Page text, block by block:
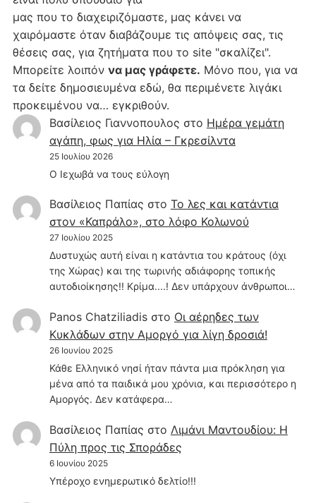
μας που το διαχειριζόμαστε, μας κάνει να
χαιρόμαστε όταν διαβάζουμε τις απόψεις σας, τις
θέσεις σας, για ζητήματα που το site "σκαλίζει".
Μπορείτε λοιπόν να μας γράφετε. Μόνο που, για να
τα δείτε δημοσιευμένα εδώ, θα περιμένετε λιγάκι
προκειμένου να… εγκριθούν.
Βασίλειος Γιαννοπουλος στο Hμέρα γεμάτη
αγάπη, φως για Ηλία – Γκρεσίλντα
25 Ιουλίου 2026
Ο Ιεχωβά να τους εύλογη
Βασίλειος Παπίας στο Το λες και κατάντια
στον «Καπράλο», στο λόφο Κολωνού
27 Ιουλίου 2025
Δυστυχώς αυτή είναι η κατάντια του κράτους (όχι
της Χώρας) και της τωρινής αδιάφορης τοπικής
αυτοδιοίκησης!! Κρίμα....! Δεν υπάρχουν άνθρωποι…
Panos Chatziliadisστο Οι αέρηδες των
Κυκλάδων στην Αμοργό για λίγη δροσιά!
26 Ιουνίου 2025
Κάθε Ελληνικό νησί ήταν πάντα μια πρόκληση για
μένα από τα παιδικά μου χρόνια, και περισσότερο η
Αμοργός. Δεν κατάφερα…
Βασίλειος Παπίας στο Λιμάνι Μαντουδίου: Η
Πύλη προς τις Σποράδες
6 Ιουνίου 2025
Υπέροχο ενημερωτικό δελτίο!!!